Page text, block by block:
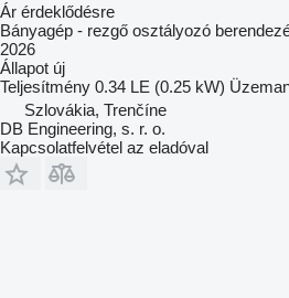
Ár érdeklődésre
Bányagép - rezgő osztályozó
2026
Állapot új
Teljesítmény 0.34 LE (0.25 kW)
Szlovákia, Trenčíne
DB Engineering, s. r. o.
Kapcsolatfelvétel az eladóval